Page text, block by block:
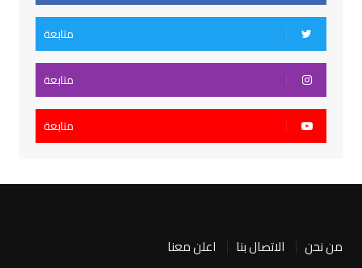
متابعة
متابعة
متابعة
من نحن الاتصال بنا اعلن معنا